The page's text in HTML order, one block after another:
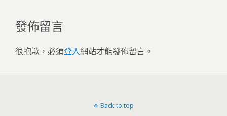
發佈留言
很抱歉，必須登入網站才能發佈留言。
Back to top